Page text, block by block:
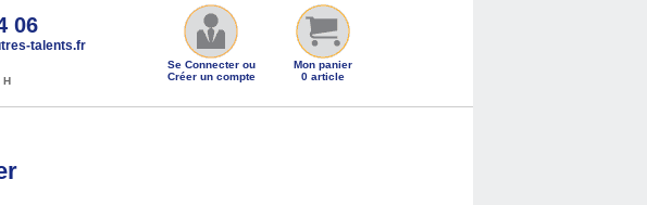
06
talents.fr
H
Se Connecter ou
Créer un compte
Mon panier
0 article